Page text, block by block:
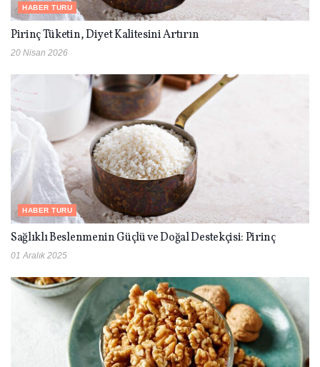
HABER TURU
Pirinç Tüketin, Diyet Kalitesini Artırın
20 Nisan 2026
HABER TURU
Sağlıklı Beslenmenin Güçlü ve Doğal Destekçisi: Pirinç
01 Aralık 2025